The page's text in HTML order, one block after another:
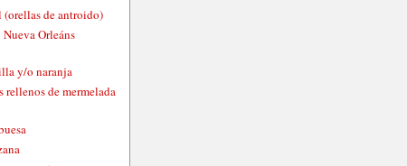
(orellas de antroido)
Orleáns
y/o naranja
rellenos de mermelada